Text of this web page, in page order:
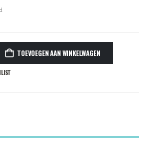
TOEVOEGEN AAN WINKELWAGEN